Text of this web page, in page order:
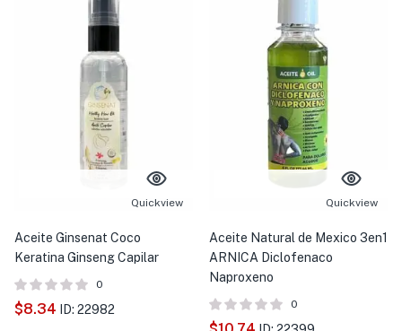
Quickview
Aceite Ginsenat Coco
Keratina Ginseng Capilar
0
$8.34 ID: 22982
Quickview
Aceite Natural de Mexico 3en1
ARNICA Diclofenaco
Naproxeno
0